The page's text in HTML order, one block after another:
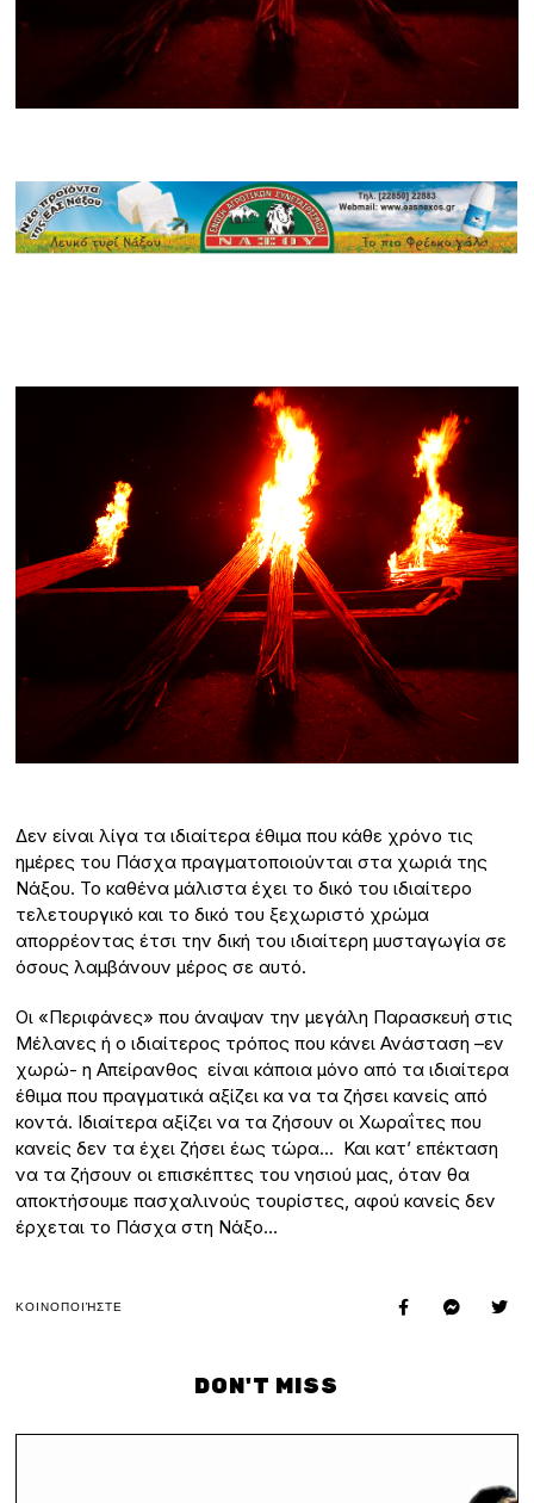
Δεν είναι λίγα τα ιδιαίτερα έθιμα που κάθε χρόνο τις
ημέρες του Πάσχα πραγματοποιούνται στα χωριά της
Νάξου. Το καθένα μάλιστα έχει το δικό του ιδιαίτερο
τελετουργικό και το δικό του ξεχωριστό χρώμα
απορρέοντας έτσι την δική του ιδιαίτερη μυσταγωγία σε
όσους λαμβάνουν μέρος σε αυτό.
Οι «Περιφάνες» που άναψαν την μεγάλη Παρασκευή στις
Μέλανες ή ο ιδιαίτερος τρόπος που κάνει Ανάσταση –εν
χωρώ- η Απείρανθος είναι κάποια μόνο από τα ιδιαίτερα
έθιμα που πραγματικά αξίζει κα να τα ζήσει κανείς από
κοντά. Ιδιαίτερα αξίζει να τα ζήσουν οι Χωραΐτες που
κανείς δεν τα έχει ζήσει έως τώρα… Και κατ’ επέκταση
να τα ζήσουν οι επισκέπτες του νησιού μας, όταν θα
αποκτήσουμε πασχαλινούς τουρίστες, αφού κανείς δεν
έρχεται το Πάσχα στη Νάξο…
ΚΟΙΝΟΠΟΙΉΣΤΕ
DON'T MISS